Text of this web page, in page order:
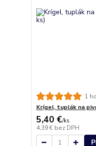
1
Krígel, tuplák na
5,40 €/ks
4,39 € bez DPH